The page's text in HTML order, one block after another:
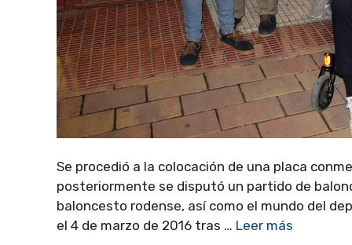
Se procedió a la colocación de una placa
posteriormente se disputó un partido de
baloncesto rodense, así como el mundo del
el 4 de marzo de 2016 tras … Leer más